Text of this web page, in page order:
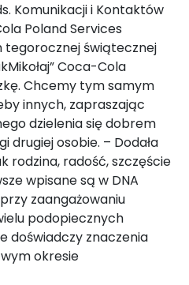
Komunikacji i Kontaktów
Poland Services
tegorocznej świątecznej
Coca-Cola
Chcemy tym samym
innych, zapraszając
dzielenia się dobrem
drugiej osobie. – Dodała
rodzina, radość, szczęście
wpisane są w DNA
zaangażowaniu
podopiecznych
doświadczy znaczenia
okresie